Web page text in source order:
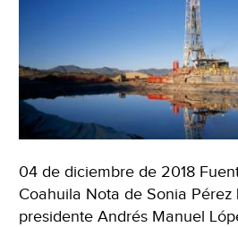
04 de diciembre de 2018
Coahuila Nota de Sonia Pérez
presidente Andrés Manuel